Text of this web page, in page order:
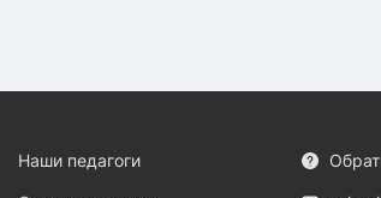
Наши педагоги